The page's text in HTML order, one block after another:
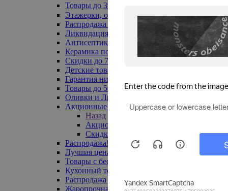
Товары до 399₽
Этажерки, обувницы
Распродажа текстиля до -50%
Ликвидация до -70%
Антисептики
Керамика по 129 руб
Скидки до 70%
Детские товары
Гарантия низкой цены
Товары до 500 руб
Оливки и Лимоны
Акционные товары
Назад
Акционные товары
Скидка 20% по промокоду
Распродажа! Ульяновск до -70%
Лучшая цена
Товары с бесплатной доставкой
Кухонный текстиль
Распродажа до -50%
Жаропрочная посуда